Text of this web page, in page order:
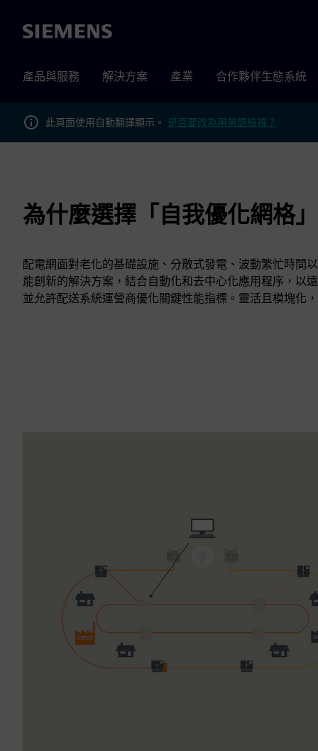
Siemens
產品與服務 解決方案 產業 合作夥伴生態系統
此頁面使用自動翻譯顯示。 是否要改為用英語檢視？
為什麼選擇「自我優化網格
配電網面對老化的基礎設施、分散式發電、波動繁忙時間
能創新的解決方案，結合自動化和去中心化應用程序，以
並允許配送系統運營商優化關鍵性能指標。靈活且模塊化